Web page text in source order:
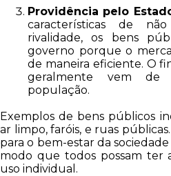
Providência pelo
características de
rivalidade, os bens
governo porque o
de maneira eficiente. O
geralmente vem de
população.
Exemplos de bens públicos
ar limpo, faróis, e ruas públicas.
para o bem-estar da sociedade
modo que todos possam ter
uso individual.